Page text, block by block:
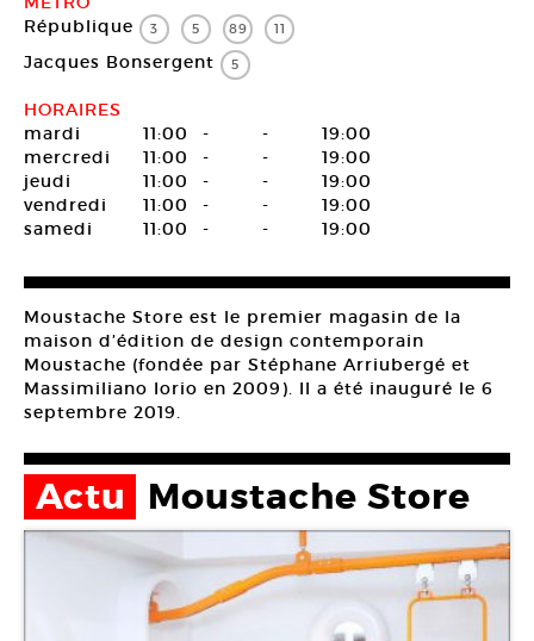
République
3 5 89 11
Jacques Bonsergent 5
HORAIRES
mardi
11:00 - -
19:00
mercredi
11:00 - -
19:00
jeudi
11:00 - -
19:00
vendredi
11:00 - -
19:00
samedi
11:00 - - 19:00
Moustache Store est le premier magasin de la
maison d’édition de design contemporain
Moustache (fondée par Stéphane Arriubergé et
Massimiliano Iorio en 2009). Il a été inauguré le 6
septembre 2019.
Actu Moustache Store